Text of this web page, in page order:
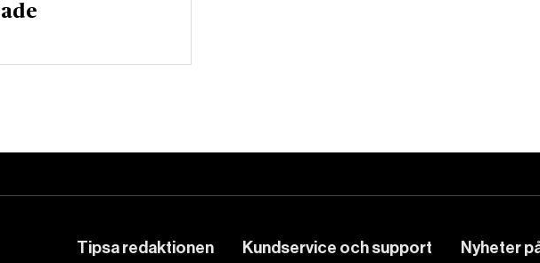
Tipsa redaktionen Kundservice och support Nyheter